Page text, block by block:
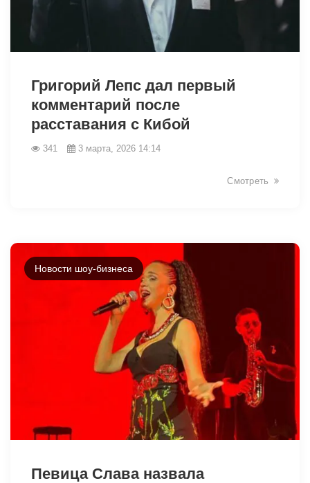
Григорий Лепс дал первый
комментарий после
расставания с Кибой
341 3 марта, 2026 14:14
Смотреть
Новости шоу-бизнеса
Певица Слава назвала